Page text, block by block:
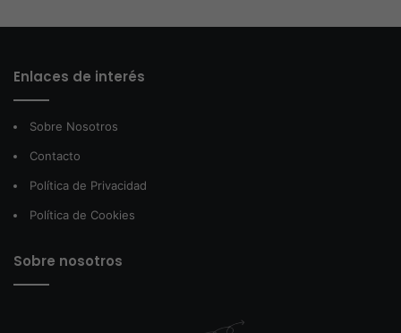
Enlaces de interés
Sobre Nosotros
Contacto
Política de Privacidad
Política de Cookies
Sobre nosotros